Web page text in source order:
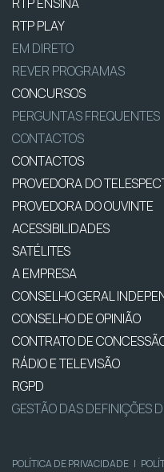
RTP PLAY
EM DIRETO
REVER PROGRAMAS
CONCURSOS
PERGUNTAS FREQUENTES
CONTACTOS
CONTACTOS
PROVEDORA DO
PROVEDORA DO OUVINTE
ACESSIBILIDADES
SATÉLITES
A EMPRESA
CONSELHO GERAL
CONSELHO DE OPINIÃO
CONTRATO DE
RÁDIO E TELEVISÃO
RGPD
GESTÃO DAS DEFINIÇÕES
POLÍTICA DE PRIVACIDADE |